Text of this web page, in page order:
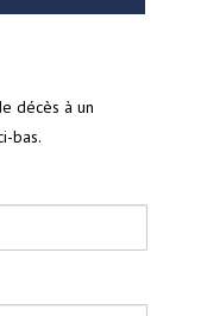
décès à un
bas.